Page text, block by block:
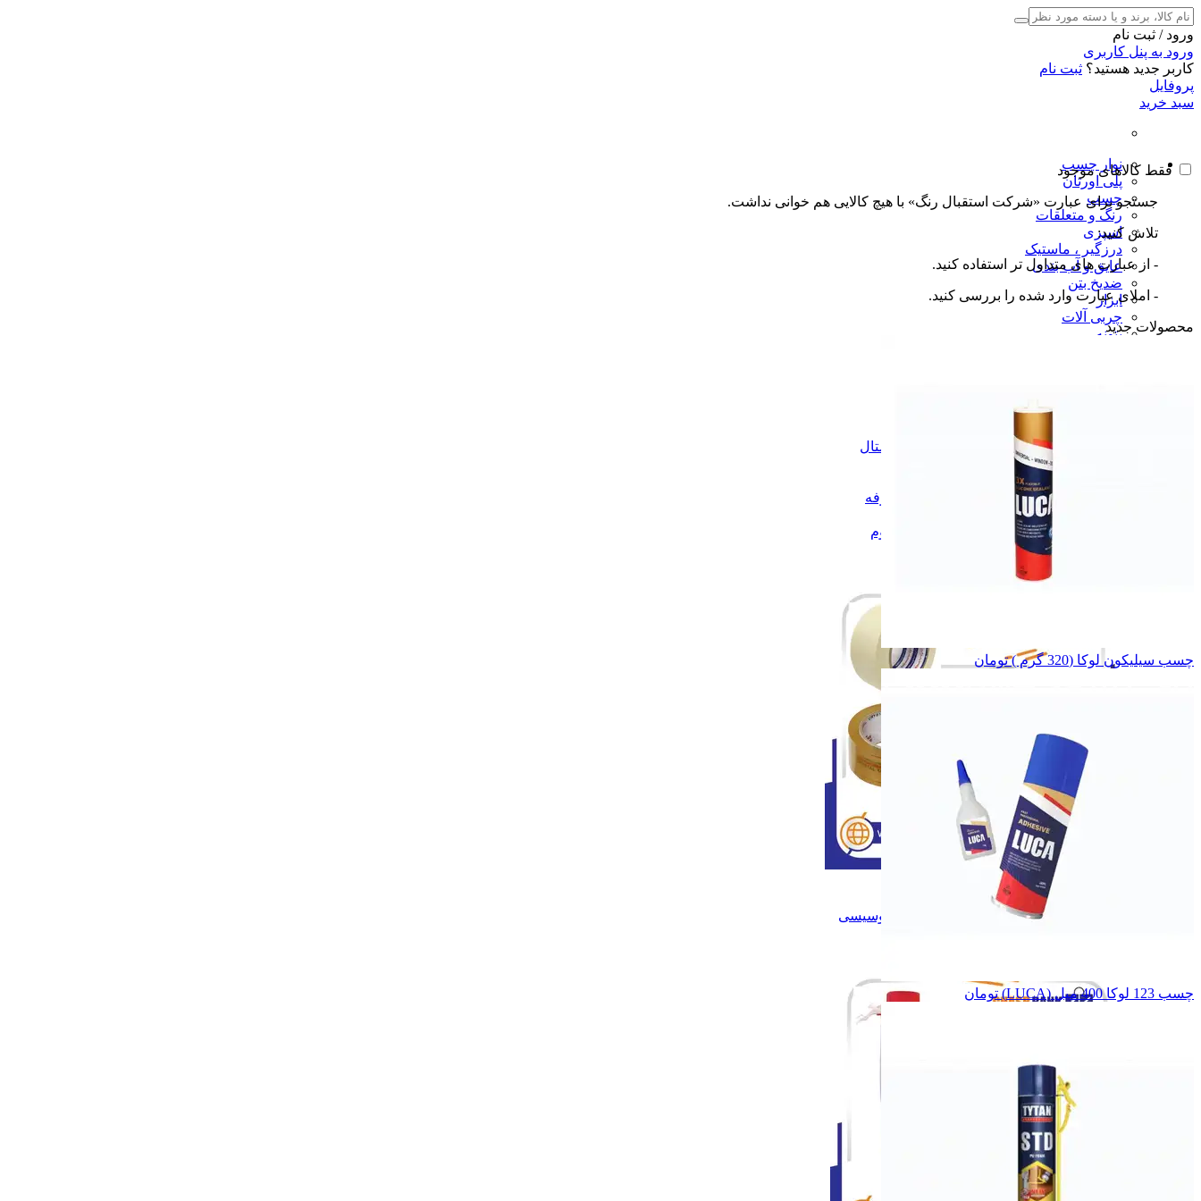
ورود / ثبت نام
ورود به پنل کاربری
کاربر جدید هستید؟ ثبت نام
پروفایل
سبد خرید
نوار چسب
پلی اورتان
چسب
رنگ و متعلقات
اسپری
درزگیر ، ماستیک
عایق و آب بندی
ضدیخ بتن
ابزار
چربی آلات
بتونه
نوارچسب کریستال
نوارچسب کریستال
نوارچسب کاغذی
نوارچسب برق
نوارچسب دوطرفه
نوارچسب دوطرفه
نوار پرایمر نوار پرایمر
نوارچسب آلمینیوم
نوارچسب آلمینیوم
همه دسته بندی های نوار چسب
نوار چسب
اسپری فوم
اسپری فوم
پلی اورتان سوسیسی
پلی اورتان سوسیسی
فقط کالاهای موجود
جستجو برای عبارت «شرکت استقبال رنگ» با هیچ کالایی هم خوانی نداشت.
تلاش کنید:
- از عبارت های متداول تر استفاده کنید.
- املای عبارت وارد شده را بررسی کنید.
محصولات جدید
چسب سیلیکون لوکا (320 گرم ) تومان
چسب 123 لوکا 400 میل (LUCA) تومان